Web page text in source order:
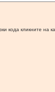
кода кликните на